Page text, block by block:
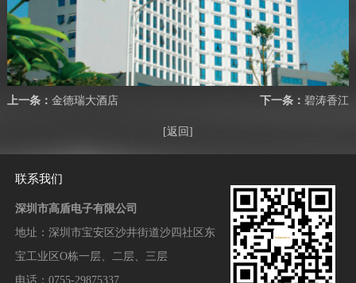
上一条： 金德瑞大酒店 下一条：碧涛香江
[返回]
联系我们
深圳市高盾电子有限公司
地址： 深圳市宝安区沙井街道沙四社区东
宝工业区O栋一层、二层、三层
电话：0755-29875337